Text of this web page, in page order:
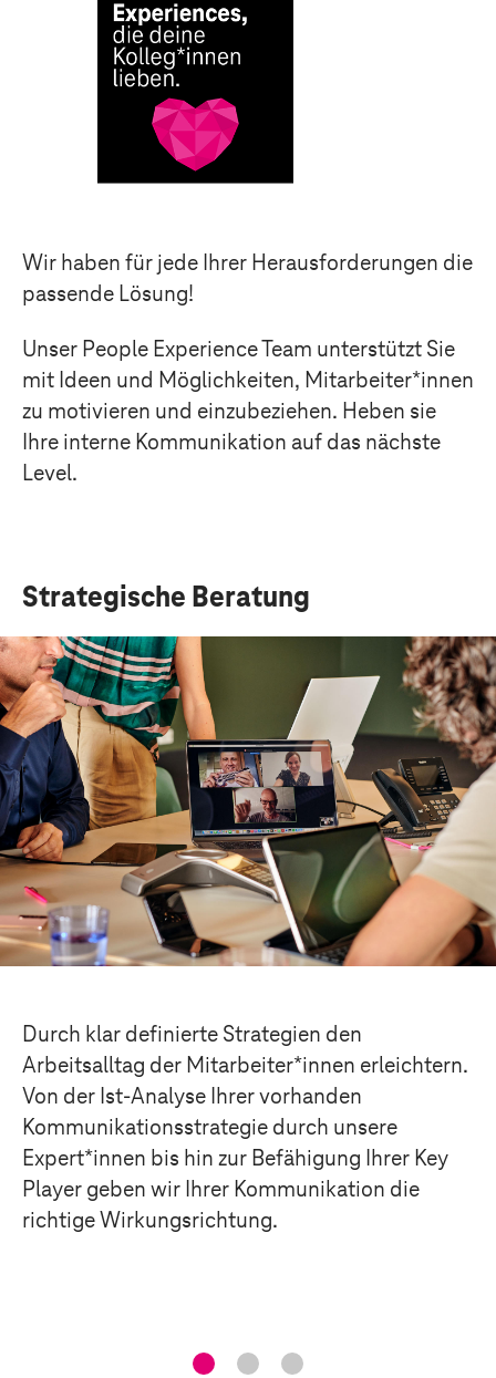
Wir haben für jede Ihrer Herausforderungen die
passende Lösung!
Unser People Experience Team unterstützt Sie
mit Ideen und Möglichkeiten, Mitarbeiter*innen
zu motivieren und einzubeziehen. Heben sie
Ihre interne Kommunikation auf das nächste
Level.
Strategische Beratung
Durch klar definierte Strategien den
Arbeitsalltag der Mitarbeiter*innen erleichtern.
Von der Ist-Analyse Ihrer vorhanden
Kommunikationsstrategie durch unsere
Expert*innen bis hin zur Befähigung Ihrer Key
Player geben wir Ihrer Kommunikation die
richtige Wirkungsrichtung.